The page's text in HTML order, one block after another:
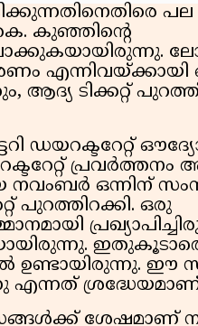
പല
കുഞ്ഞിൻ്റെ
ആദ്യ ടിക്കറ്റ്
ഡയറക്ടറേറ്റ്
പ്രവർത്തനം
നവംബർ ഒന്നിന്
പുറത്തിറക്കി. ഒരു
ഇതുകൂടാതെ
ഉണ്ടായിരുന്നു. ഈ
എന്നത്
ശേഷമാണ്